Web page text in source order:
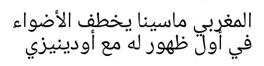
المغربي ماسينا يخطف الأضواء
في أول ظهور له مع أودينيزي